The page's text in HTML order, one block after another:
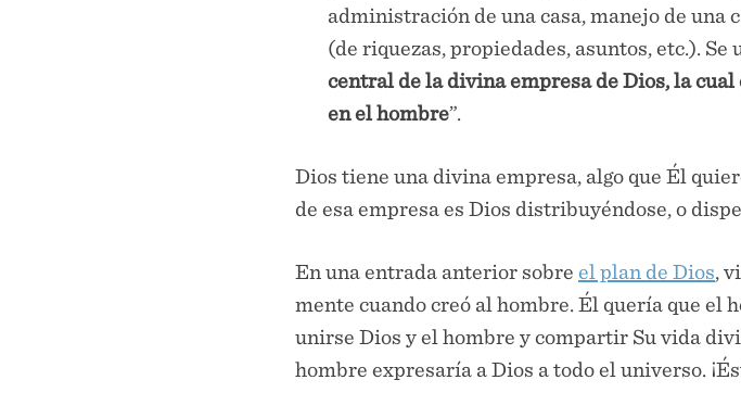
administración de una casa, manejo de una
(de riquezas, propiedades, asuntos, etc.).
central de la divina empresa de Dios, la
en el hombre”.
Dios tiene una divina empresa, algo que Él
de esa empresa es Dios distribuyéndose, o
En una entrada anterior sobre el plan de Dios ,
mente cuando creó al hombre. Él quería que el
unirse Dios y el hombre y compartir Su vida
hombre expresaría a Dios a todo el universo.